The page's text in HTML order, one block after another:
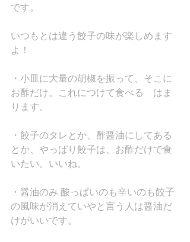
です。
いつもとは違う餃子の味が楽しめます
よ！
・小皿に大量の胡椒を振って、そこに
お酢だけ。これにつけて食べる　はま
ります。
・餃子のタレとか、酢醤油にしてある
とか、やっぱり餃子は、お酢だけで食
いたい。いいね。
・醤油のみ 酸っぱいのも辛いのも餃子
の風味が消えていやと言う人は醤油だ
けがいいです。